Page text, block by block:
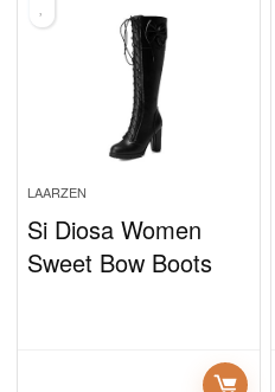
LAARZEN
Si Diosa Women
Sweet Bow Boots